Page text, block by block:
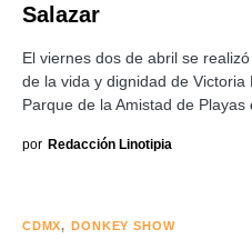
Salazar
El viernes dos de abril se
de la vida y dignidad de
Parque de la Amistad de Playas
por Redacción Linotipia
CDMX DONKEY SHOW